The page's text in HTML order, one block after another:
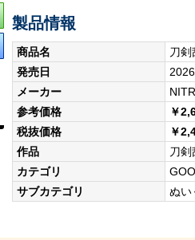
製品情報
商品名
刀剣
発売日
メーカー
参考価格
￥
税抜価格
￥
作品
刀剣
カテゴリ
サブカテゴリ
ぬい